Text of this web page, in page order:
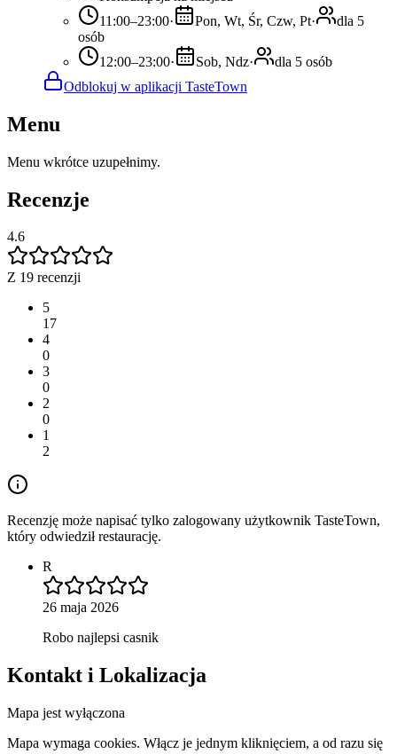
11:00–23:00· Pon, Wt, Śr, Czw, Pt·
dla 5
osób
12:00–23:00· Sob, Ndz·
dla 5 osób
Odblokuj w aplikacji TasteTown
Menu
Menu wkrótce uzupełnimy.
Recenzje
4.6
Z 19 recenzji
5
17
4
0
3
0
2
0
1
2
Recenzję może napisać tylko zalogowany użytkownik TasteTown,
który odwiedził restaurację.
R
26 maja 2026
Robo najlepsi casnik
Kontakt i Lokalizacja
Mapa jest wyłączona
Mapa wymaga cookies. Włącz je jednym kliknięciem, a od razu się